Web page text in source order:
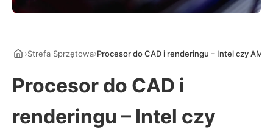
›Strefa Sprzętowa›Procesor do CAD i renderingu – Intel czy
Procesor do CAD i
renderingu – Intel czy